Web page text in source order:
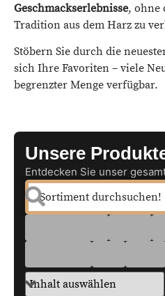
Geschmackserlebnisse, ohne
Tradition aus dem Harz zu
Stöbern Sie durch die
sich Ihre Favoriten – viele
begrenzter Menge verfügbar.
Unsere
Entdecken Sie unser